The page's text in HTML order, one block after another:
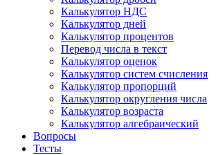
Калькулятор НДС
Калькулятор дней
Калькулятор процентов
Перевод числа в текст
Калькулятор оценок
Калькулятор систем счисления
Калькулятор пропорций
Калькулятор округления числа
Калькулятор возраста
Калькулятор алгебраический
Вопросы
Тесты